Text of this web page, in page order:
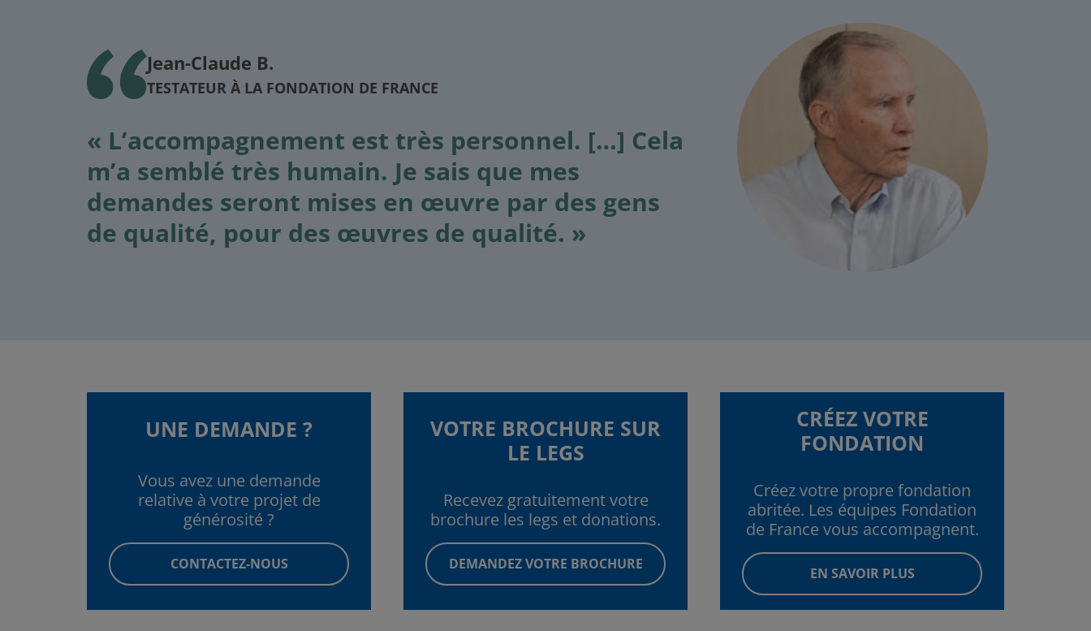
Jean-Claude B.
TESTATEUR À LA FONDATION DE FRANCE
« L’accompagnement est très personnel. […] Cela
m’a semblé très humain. Je sais que mes
demandes seront mises en œuvre par des gens
de qualité, pour des œuvres de qualité. »
UNE DEMANDE ?
Vous avez une demande
relative à votre projet de
générosité ?
CONTACTEZ-NOUS
VOTRE BROCHURE SUR
LE LEGS
Recevez gratuitement votre
brochure les legs et donations.
DEMANDEZ VOTRE BROCHURE
CRÉEZ VOTRE
FONDATION
Créez votre propre fondation
abritée. Les équipes Fondation
de France vous accompagnent.
EN SAVOIR PLUS